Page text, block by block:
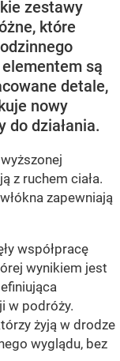
zestawy
które
są
detale,
nowy
do działania.
z ruchem ciała.
zapewniają
współpracę
wynikiem jest
w podróży.
żyją w drodze
wyglądu, bez